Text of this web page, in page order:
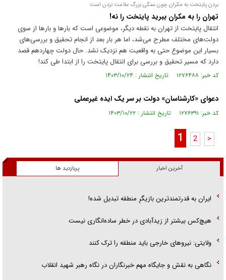
بردن پایتخت به مکران چون سنگی بزرگ علامت نزدن است
تهران را به مکران ببرید پایتخت را نه!
انتقال پایتخت از تهران به نقطه دیگر، موضوعی است که بار‌ها و بار‌ها از سوی
دولت‌های مختلف مطرح می‌شد، اما هر بار بعد از انجام تحقیق و بررسی‌های
بسیار این موضوع حتی به واقعیت هم نزدیک نشد. حال دولت چهاردهم قصد
دارد که مسیر تحقیق و بررسی برای انتقال پایتخت را از ابتدا طی کند!
کد خبر: ۱۲۷۶۴۸۸ تاریخ انتشار : ۱۴۰۳/۱۰/۲۴
دعوای «کارشناسان» دولت بر سر یک ایده غیرعملی
کد خبر: ۱۲۷۶۳۹۱ تاریخ انتشار : ۱۴۰۳/۱۰/۲۲
1 2 >
آخرین اخبار پربازدید ها
ایران به قدرتمندترین بازیگرِ منطقه تبدیل شده!
هیچ‌کس بیشتر از زیدآبادی در خطر ساده‌انگاری نیست
ولایتی: نیرو‌های خارجی باید منطقه را ترک کنند
نگاهی به نقش و جایگاه مهم خبرنگاران در نگاه رهبر شهید انقلاب